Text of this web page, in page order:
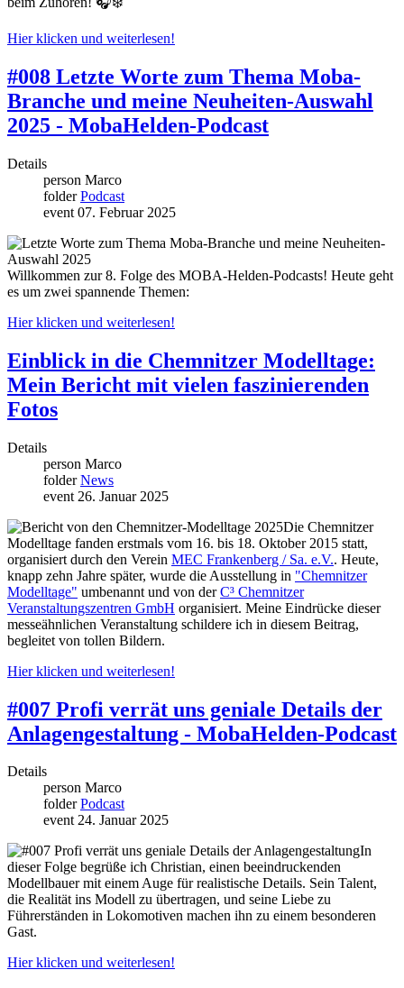
Hier klicken und weiterlesen!
#008 Letzte Worte zum Thema Moba-
Branche und meine Neuheiten-Auswahl
2025 - MobaHelden-Podcast
Details
person Marco
folder Podcast
event 07. Februar 2025
Willkommen zur 8. Folge des MOBA-Helden-Podcasts! Heute geht
es um zwei spannende Themen:
Hier klicken und weiterlesen!
Einblick in die Chemnitzer Modelltage:
Mein Bericht mit vielen faszinierenden
Fotos
Details
person Marco
folder News
event 26. Januar 2025
Die Chemnitzer
Modelltage fanden erstmals vom 16. bis 18. Oktober 2015 statt,
organisiert durch den Verein MEC Frankenberg / Sa. e.V.. Heute,
knapp zehn Jahre später, wurde die Ausstellung in "Chemnitzer
Modelltage" umbenannt und von derC³ Chemnitzer
Veranstaltungszentren GmbH organisiert. Meine Eindrücke dieser
messeähnlichen Veranstaltung schildere ich in diesem Beitrag,
begleitet von tollen Bildern.
Hier klicken und weiterlesen!
#007 Profi verrät uns geniale Details der
Anlagengestaltung - MobaHelden-Podcast
Details
person Marco
folder Podcast
event24. Januar 2025
In
dieser Folge begrüße ich Christian, einen beeindruckenden
Modellbauer mit einem Auge für realistische Details. Sein Talent,
die Realität ins Modell zu übertragen, und seine Liebe zu
Führerständen in Lokomotiven machen ihn zu einem besonderen
Gast.
Hier klicken und weiterlesen!